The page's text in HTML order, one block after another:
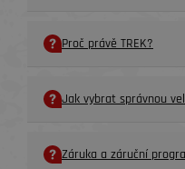
Proč právě TREK?
Jak vybrat správnou
Záruka a záruční